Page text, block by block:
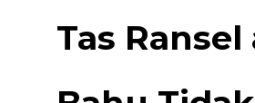
Tas Ransel